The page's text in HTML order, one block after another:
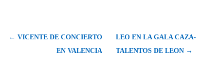
← VICENTE DE CONCIERTO
EN VALENCIA
LEO EN LA GALA CAZA-
TALENTOS DE LEON →